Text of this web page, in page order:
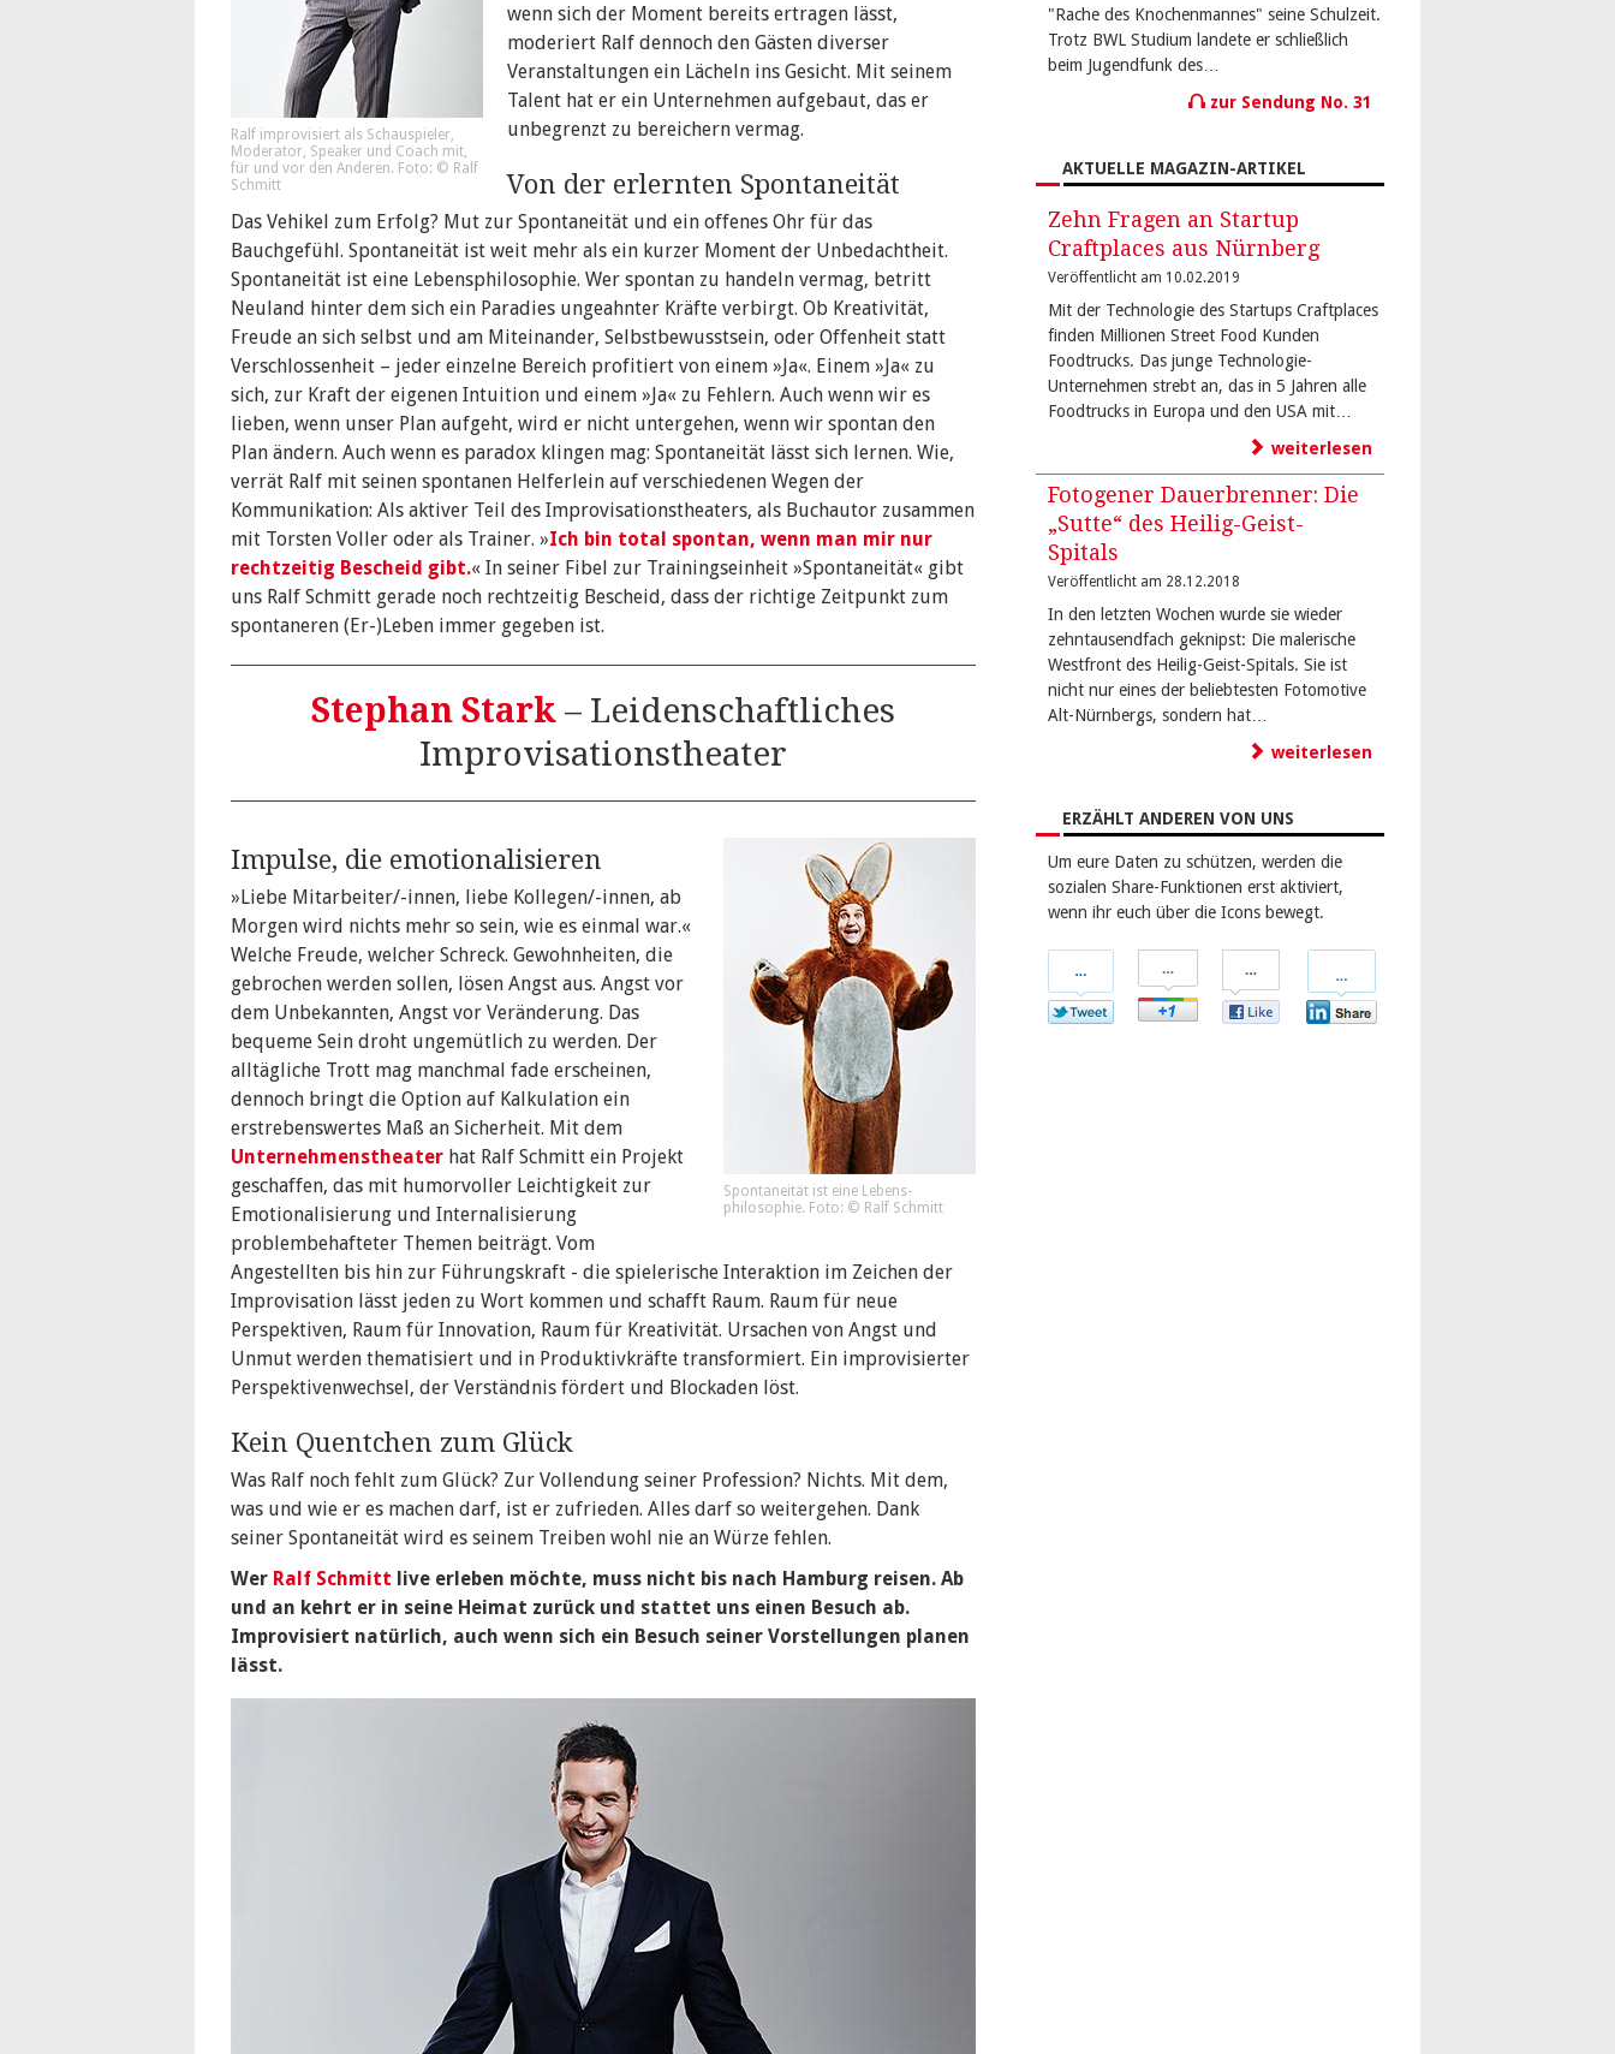
Ralf improvisiert als Schauspieler,
Moderator, Speaker und Coach mit,
für und vor den Anderen. Foto: © Ralf
Schmitt
wenn sich der Moment bereits ertragen lässt,
moderiert Ralf dennoch den Gästen diverser
Veranstaltungen ein Lächeln ins Gesicht. Mit seinem
Talent hat er ein Unternehmen aufgebaut, das er
unbegrenzt zu bereichern vermag.
Von der erlernten Spontaneität
Das Vehikel zum Erfolg? Mut zur Spontaneität und ein offenes Ohr für das
Bauchgefühl. Spontaneität ist weit mehr als ein kurzer Moment der Unbedachtheit.
Spontaneität ist eine Lebensphilosophie. Wer spontan zu handeln vermag, betritt
Neuland hinter dem sich ein Paradies ungeahnter Kräfte verbirgt. Ob Kreativität,
Freude an sich selbst und am Miteinander, Selbstbewusstsein, oder Offenheit statt
Verschlossenheit – jeder einzelne Bereich profitiert von einem »Ja«. Einem »Ja« zu
sich, zur Kraft der eigenen Intuition und einem »Ja« zu Fehlern. Auch wenn wir es
lieben, wenn unser Plan aufgeht, wird er nicht untergehen, wenn wir spontan den
Plan ändern. Auch wenn es paradox klingen mag: Spontaneität lässt sich lernen. Wie,
verrät Ralf mit seinen spontanen Helferlein auf verschiedenen Wegen der
Kommunikation: Als aktiver Teil des Improvisationstheaters, als Buchautor zusammen
mit Torsten Voller oder als Trainer. »Ich bin total spontan, wenn man mir nur
rechtzeitig Bescheid gibt.« In seiner Fibel zur Trainingseinheit »Spontaneität« gibt
uns Ralf Schmitt gerade noch rechtzeitig Bescheid, dass der richtige Zeitpunkt zum
spontaneren (Er-)Leben immer gegeben ist.
Stephan Stark – Leidenschaftliches
Improvisationstheater
Spontaneität ist eine Lebens­
philosophie. Foto: © Ralf Schmitt
Impulse, die emotionalisieren
»Liebe Mitarbeiter/-innen, liebe Kollegen/-innen, ab
Morgen wird nichts mehr so sein, wie es einmal war.«
Welche Freude, welcher Schreck. Gewohnheiten, die
gebrochen werden sollen, lösen Angst aus. Angst vor
dem Unbekannten, Angst vor Veränderung. Das
bequeme Sein droht ungemütlich zu werden. Der
alltägliche Trott mag manchmal fade erscheinen,
dennoch bringt die Option auf Kalkulation ein
erstrebenswertes Maß an Sicherheit. Mit dem
Unternehmenstheater hat Ralf Schmitt ein Projekt
geschaffen, das mit humorvoller Leichtigkeit zur
Emotionalisierung und Internalisierung
problembehafteter Themen beiträgt. Vom
Angestellten bis hin zur Führungskraft - die spielerische Interaktion im Zeichen der
Improvisation lässt jeden zu Wort kommen und schafft Raum. Raum für neue
Perspektiven, Raum für Innovation, Raum für Kreativität. Ursachen von Angst und
Unmut werden thematisiert und in Produktivkräfte transformiert. Ein improvisierter
Perspektivenwechsel, der Verständnis fördert und Blockaden löst.
Kein Quentchen zum Glück
Was Ralf noch fehlt zum Glück? Zur Vollendung seiner Profession? Nichts. Mit dem,
was und wie er es machen darf, ist er zufrieden. Alles darf so weitergehen. Dank
seiner Spontaneität wird es seinem Treiben wohl nie an Würze fehlen.
Wer Ralf Schmitt live erleben möchte, muss nicht bis nach Hamburg reisen. Ab
und an kehrt er in seine Heimat zurück und stattet uns einen Besuch ab.
Improvisiert natürlich, auch wenn sich ein Besuch seiner Vorstellungen planen
lässt.
"Rache des Knochenmannes" seine Schulzeit.
Trotz BWL Studium landete er schließlich
beim Jugendfunk des…
zur Sendung No. 31
AKTUELLE MAGAZIN-ARTIKEL
Zehn Fragen an Startup
Craftplaces aus Nürnberg
Veröffentlicht am 10.02.2019
Mit der Technologie des Startups Craftplaces
finden Millionen Street Food Kunden
Foodtrucks. Das junge Technologie-
Unternehmen strebt an, das in 5 Jahren alle
Foodtrucks in Europa und den USA mit…
weiterlesen
Fotogener Dauerbrenner: Die
„Sutte“ des Heilig-Geist-
Spitals
Veröffentlicht am 28.12.2018
In den letzten Wochen wurde sie wieder
zehntausendfach geknipst: Die malerische
Westfront des Heilig-Geist-Spitals. Sie ist
nicht nur eines der beliebtesten Fotomotive
Alt-Nürnbergs, sondern hat…
weiterlesen
ERZÄHLT ANDEREN VON UNS
Um eure Daten zu schützen, werden die
sozialen Share-Funktionen erst aktiviert,
wenn ihr euch über die Icons bewegt.
Twitter
bei
Google+
bei
Facebook
LinkedIn